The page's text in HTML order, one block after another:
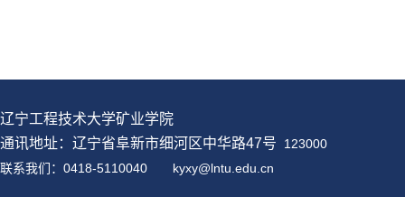
辽宁工程技术大学矿业学院
通讯地址：辽宁省阜新市细河区中华路47号 123000
联系我们：0418-5110040
kyxy@lntu .edu.cn